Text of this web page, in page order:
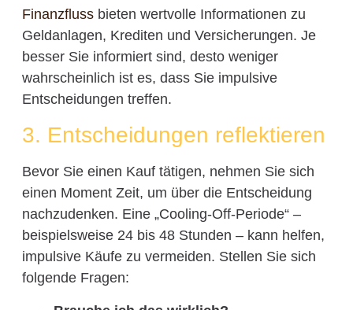
Finanzflussbieten wertvolle Informationen zu
Geldanlagen, Krediten und Versicherungen. Je
besser Sie informiert sind, desto weniger
wahrscheinlich ist es, dass Sie impulsive
Entscheidungen treffen.
3. Entscheidungen reflektieren
Bevor Sie einen Kauf tätigen, nehmen Sie sich
einen Moment Zeit, um über die Entscheidung
nachzudenken. Eine „Cooling-Off-Periode“ –
beispielsweise 24 bis 48 Stunden – kann helfen,
impulsive Käufe zu vermeiden. Stellen Sie sich
folgende Fragen: